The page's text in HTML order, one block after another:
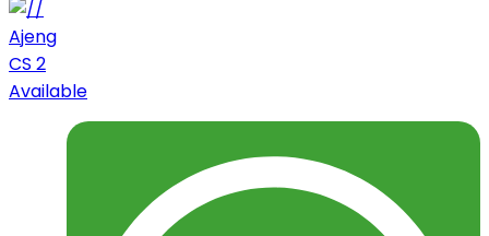
Ajeng
CS 2
Available